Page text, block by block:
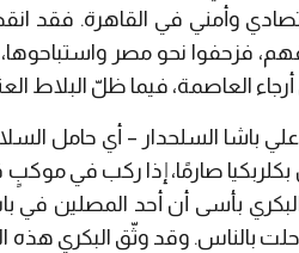
وأمني في القاهرة. فقد
فزحفوا نحو مصر
العاصمة، فيما ظلّ البلاط
علي باشا السلحدار – أي حامل
صارمًا، إذا ركب في موكبٍ
بأسى أن أحد المصلين في
بالناس. وقد وثّق البكري هذه